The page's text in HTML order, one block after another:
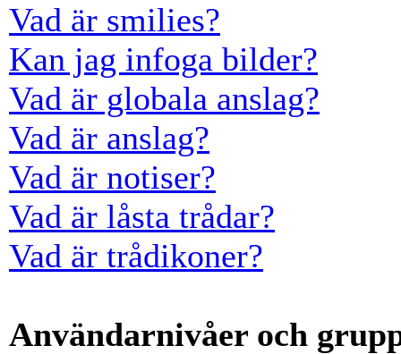
Vad är smilies?
Kan jag infoga bilder?
Vad är globala anslag?
Vad är anslag?
Vad är notiser?
Vad är låsta trådar?
Vad är trådikoner?
Användarnivåer och